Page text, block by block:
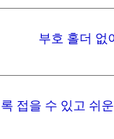
부호 홀더 없
접을 수 있고 쉬